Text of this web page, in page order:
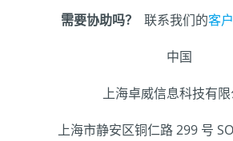
需要协助吗？ 联系我们的客
中国
上海卓威信息科技有
上海市静安区铜仁路 299 号